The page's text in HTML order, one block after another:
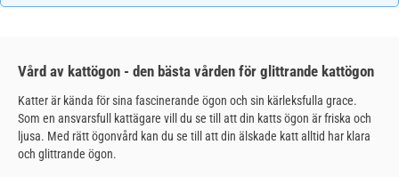
Vård av kattögon - den bästa vården för glittrande kattögon
Katter är kända för sina fascinerande ögon och sin kärleksfulla grace.
Som en ansvarsfull kattägare vill du se till att din katts ögon är friska och
ljusa. Med rätt ögonvård kan du se till att din älskade katt alltid har klara
och glittrande ögon.